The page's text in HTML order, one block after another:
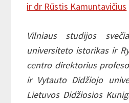
ir dr Rūstis Kamuntavičius
Vilniaus studijos
universiteto istorikas ir
centro direktorius
ir Vytauto Didžiojo
Lietuvos Didžiosios